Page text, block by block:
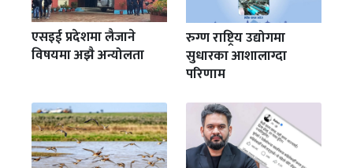
एसइई प्रदेशमा लैजाने
विषयमा अझै अन्योलता
रुग्ण राष्ट्रिय उद्योगमा
सुधारका आशालाग्दा
परिणाम